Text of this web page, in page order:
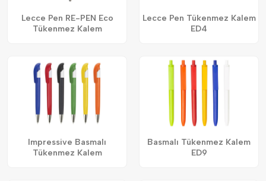
Lecce Pen RE-PEN Eco
Tükenmez Kalem
Lecce Pen Tükenmez Kalem
ED4
Impressive Basmalı
Tükenmez Kalem
Basmalı Tükenmez Kalem
ED9